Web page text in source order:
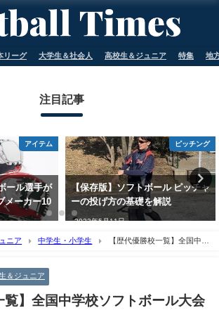
リーグ 大学生＆社会人 高校生＆ジュニア 特集 地
注目記事
ピッチング
ル ピッチャ
説
バッティング
ソフトボールのバッティングが当
たらない人必見！3つのコツを解
説
ニア 中学生・小学生
【歴代優勝校一覧】全国中学
＆ジュニア
覧】全国中学校ソフトボール大会